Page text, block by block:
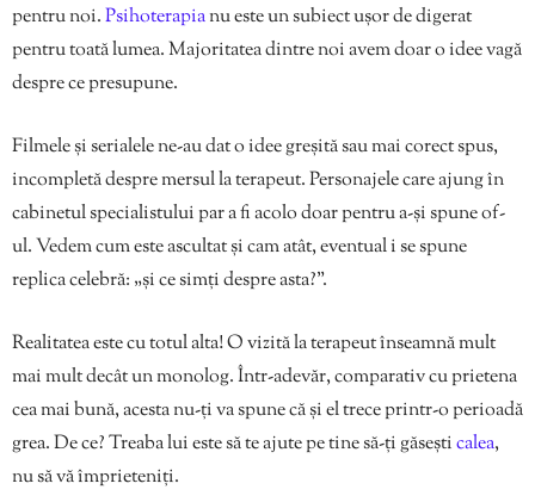
pentru noi.Psihoterapianu este un subiect ușor de digerat
pentru toată lumea. Majoritatea dintre noi avem doar o idee vagă
despre ce presupune.
Filmele și serialele ne-au dat o idee greșită sau mai corect spus,
incompletă despre mersul la terapeut. Personajele care ajung în
cabinetul specialistului par a fi acolo doar pentru a-și spune of-
ul. Vedem cum este ascultat și cam atât, eventual i se spune
replica celebră: „și ce simți despre asta?”.
Realitatea este cu totul alta! O vizită la terapeut înseamnă mult
mai mult decât un monolog. Într-adevăr, comparativ cu prietena
cea mai bună, acesta nu-ți va spune că și el trece printr-o perioadă
grea. De ce? Treaba lui este să te ajute pe tine să-ți găseșticalea,
nu să vă împrieteniți.